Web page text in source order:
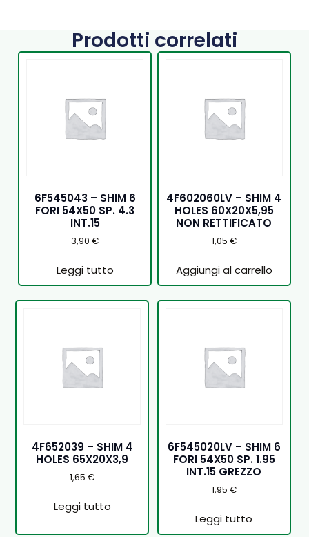
Prodotti correlati
6F545043 – SHIM 6
FORI 54X50 SP. 4.3
INT.15
3,90€
Leggi tutto
4F602060LV – SHIM 4
HOLES 60X20X5,95
NON RETTIFICATO
1,05 €
Aggiungi al carrello
4F652039 – SHIM 4
HOLES 65X20X3,9
1,65€
Leggi tutto
6F545020LV – SHIM 6
FORI 54X50 SP. 1.95
INT.15 GREZZO
1,95 €
Leggi tutto